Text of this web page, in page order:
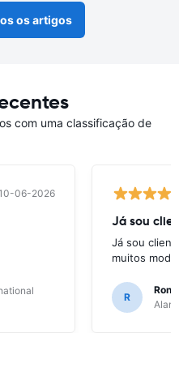
os artigos
com uma classificação de
06-2026
Já sou
Já sou
muitos
R